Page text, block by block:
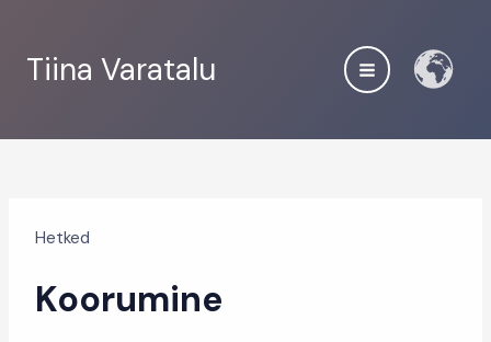
contentTiina Varatalu
Hetked
Koorumine